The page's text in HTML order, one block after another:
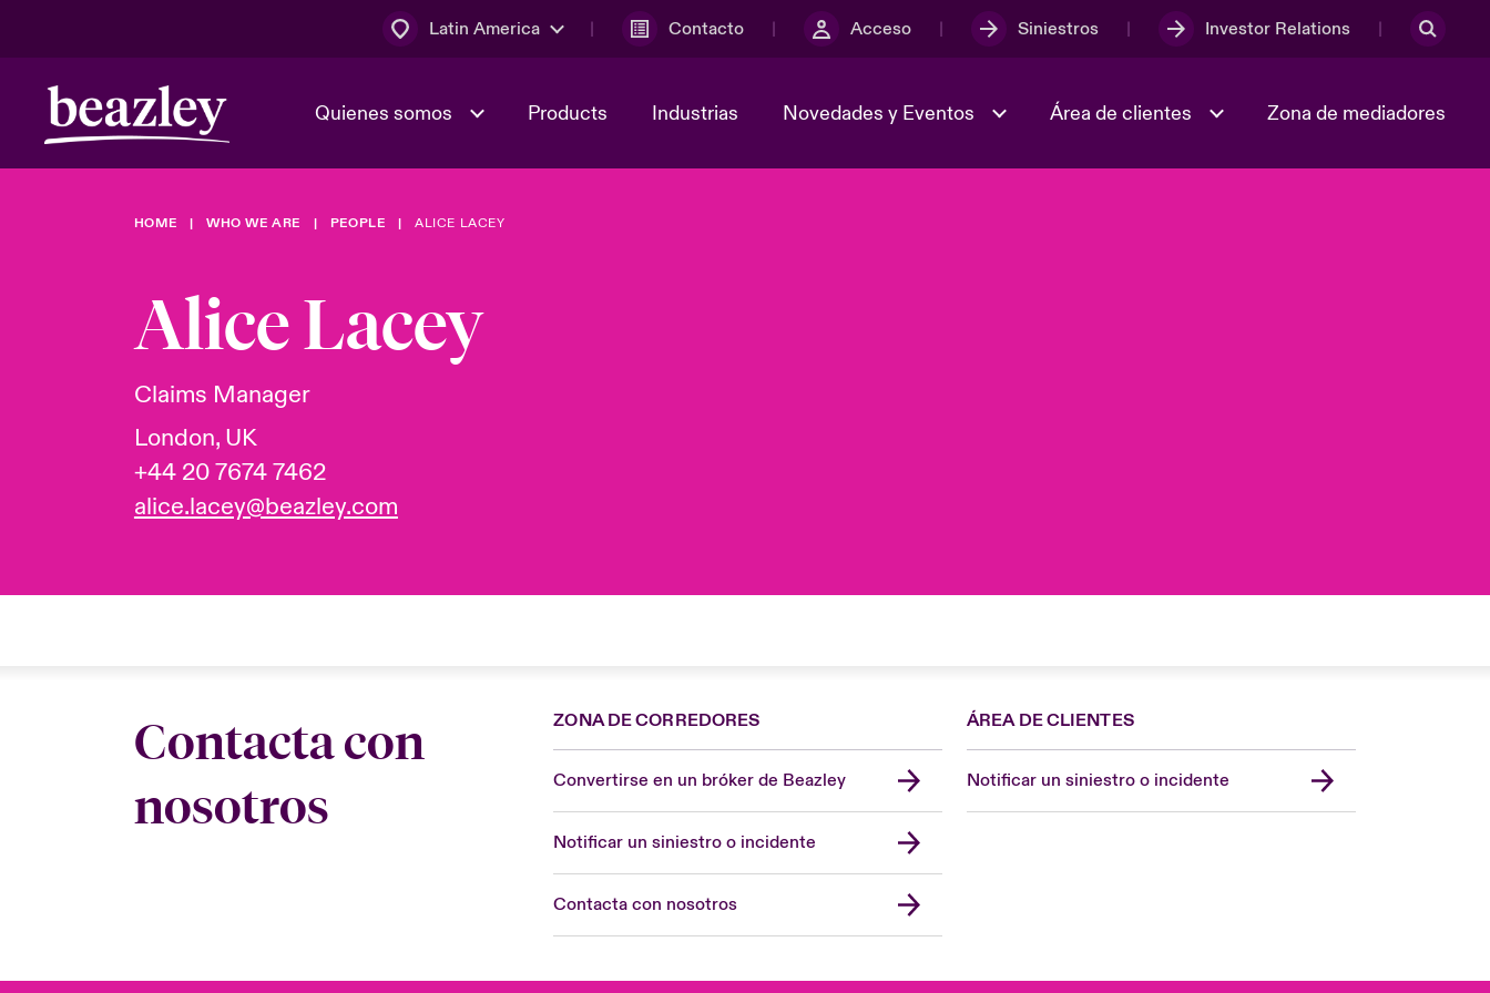
Latin America Contacto Acceso Siniestros Investor Relations
Quienes somos
Quienes somos
El Consejo y el comité de
Cultura y valores
Products Industrias Novedades y Eventos
Novedades y Eventos
Eventos
Área de clientes
Área de clientes Clientes ciber
Zona de mediadores
HOME WHO WE ARE PEOPLE ALICE LACEY
Alice Lacey
Claims Manager
London, UK
+44 20 7674 7462
alice.lacey@beazley.com
Contacta con
nosotros
ZONA DE CORREDORES
Convertirse en un bróker de Beazley
Notificar un siniestro o incidente
Contacta con nosotros
ÁREA DE CLIENTES
Notificar un siniestro o incidente
London Market